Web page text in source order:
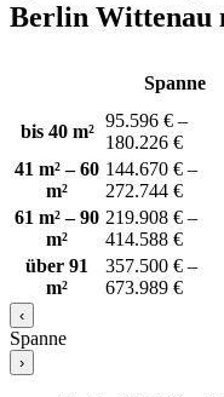
Berlin Wittenau
Spanne
bis 40 m²
95.596 € –
180.226 €
41 m² – 60
m²
144.670 € –
272.744 €
61 m² – 90
m²
219.908 € –
414.588 €
über 91
m²
357.500 € –
673.989 €
‹
Spanne
›